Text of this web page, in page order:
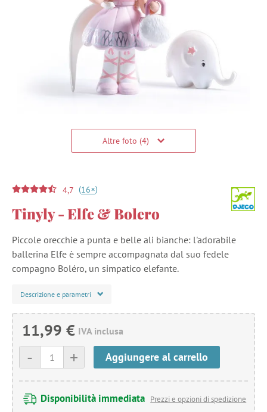
Altre foto (4)
4,7 (16+)
Tinyly - Elfe & Bolero
Piccole orecchie a punta e belle ali bianche: l'adorabile
ballerina Elfe è sempre accompagnata dal suo fedele
compagno Boléro, un simpatico elefante.
Descrizione e parametri
11,99 € IVA inclusa
+
- Aggiungere al carrello
Disponibilità immediata Prezzi e opzioni di spedizione